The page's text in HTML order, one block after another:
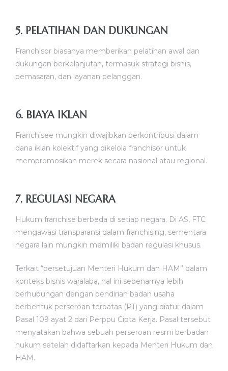
5. PELATIHAN DAN DUKUNGAN
Franchisor biasanya memberikan pelatihan awal dan
dukungan berkelanjutan, termasuk strategi bisnis,
pemasaran, dan layanan pelanggan.
6. BIAYA IKLAN
Franchisee mungkin diwajibkan berkontribusi dalam
dana iklan kolektif yang dikelola franchisor untuk
mempromosikan merek secara nasional atau regional.
7. REGULASI NEGARA
Hukum franchise berbeda di setiap negara. Di AS, FTC
mengawasi transparansi dalam franchising, sementara
negara lain mungkin memiliki badan regulasi khusus.
Terkait “persetujuan Menteri Hukum dan HAM” dalam
konteks bisnis waralaba, hal ini sebenarnya lebih
berhubungan dengan pendirian badan usaha
berbentuk perseroan terbatas (PT) yang diatur dalam
Pasal 109 ayat 2 dari Perppu Cipta Kerja. Pasal tersebut
menyatakan bahwa sebuah perseroan resmi berbadan
hukum setelah didaftarkan kepada Menteri Hukum dan
HAM.